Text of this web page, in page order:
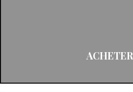
ACHETER